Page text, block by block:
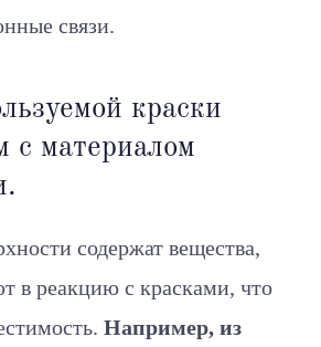
связи.
краски
с материалом
содержат вещества,
в реакцию с красками, что
Например, из